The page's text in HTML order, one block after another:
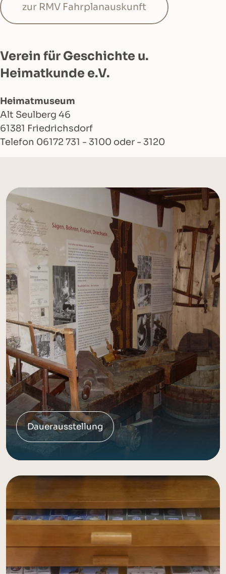
zur RMV Fahrplanauskunft
Verein für Geschichte u.
Heimatkunde e.V.
Heimatmuseum
Alt Seulberg 46
61381 Friedrichsdorf
Telefon 06172 731 - 3100 oder - 3120
Dauerausstellung